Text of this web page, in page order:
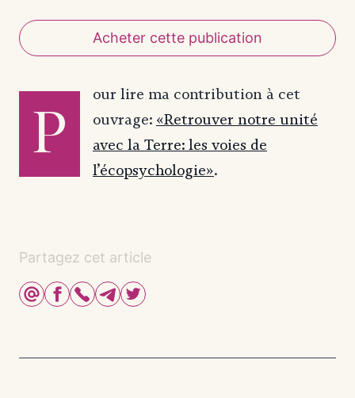
Acheter cette publication
P
our lire ma contribution à cet
ouvrage: «Retrouver notre unité
avec la Terre: les voies de
l’écopsychologie».
Partagez cet article